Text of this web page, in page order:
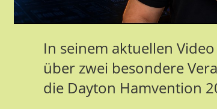
In seinem aktuellen
über zwei besondere
die Dayton Hamvention